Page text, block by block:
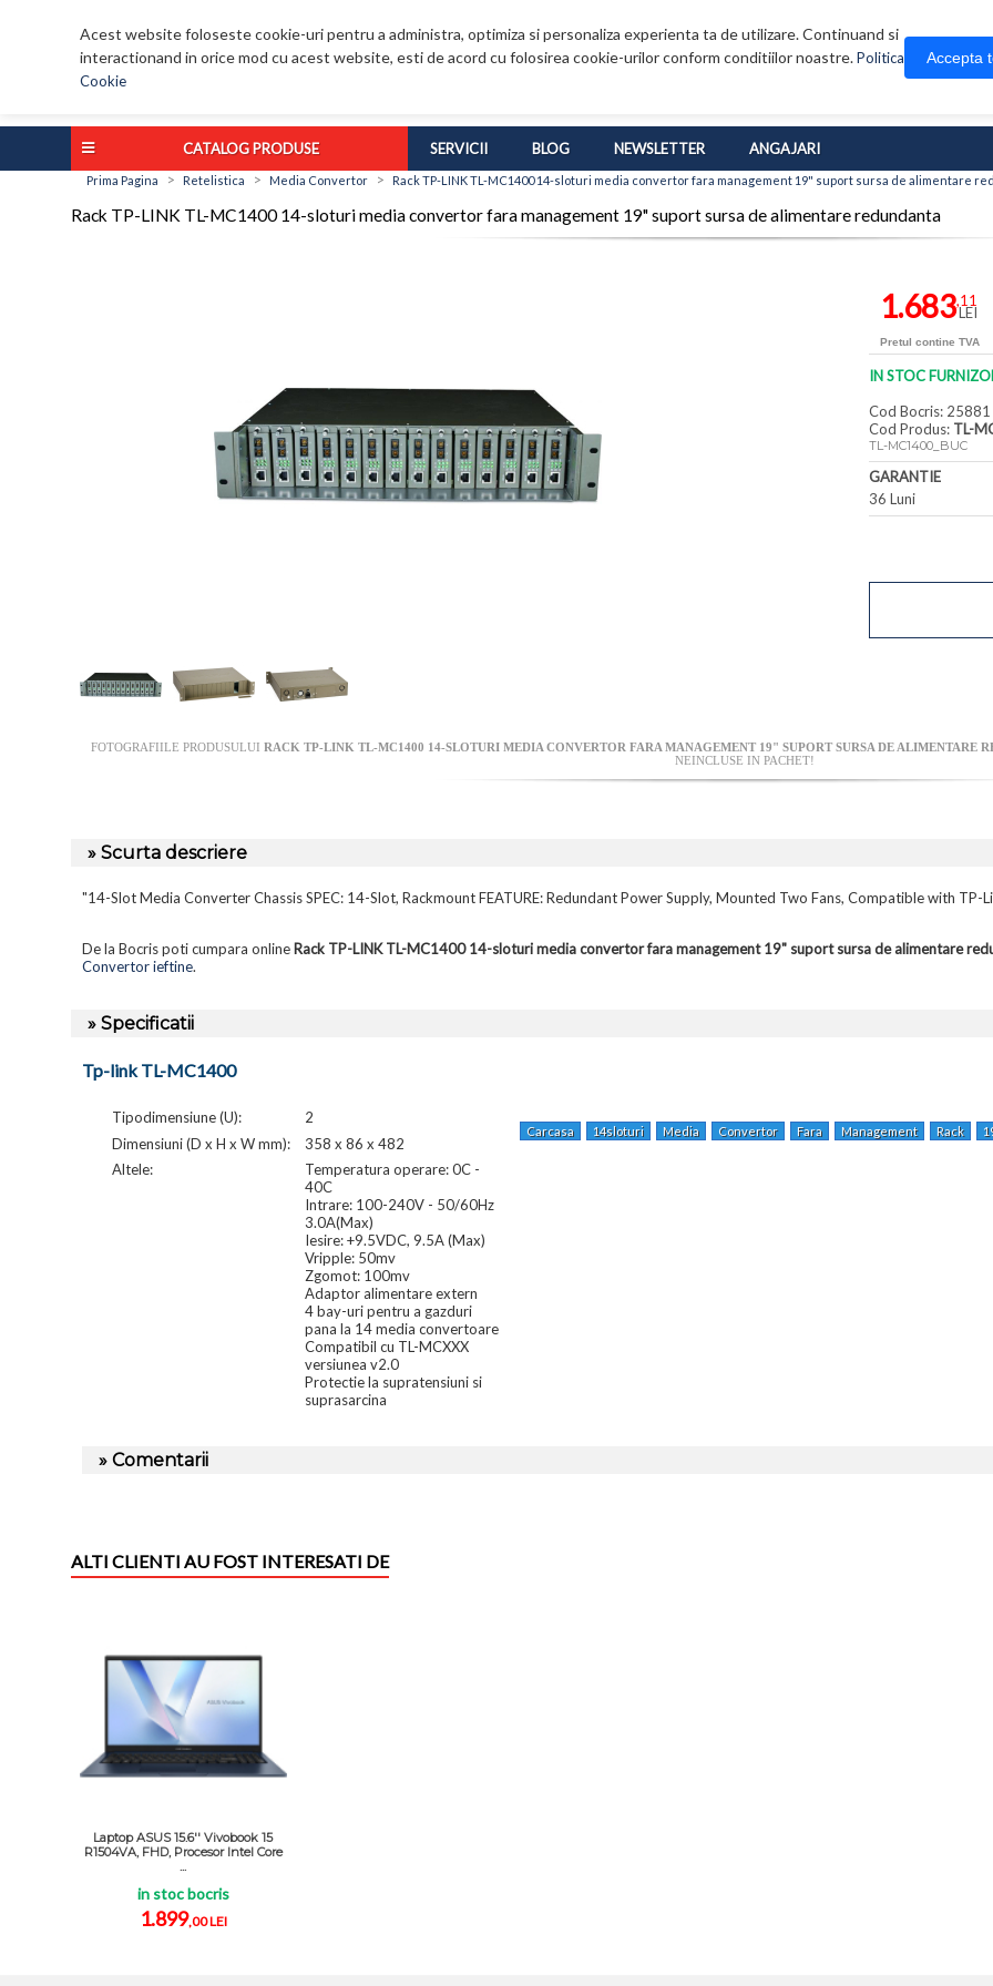
Acest website foloseste cookie-uri pentru a administra, optimiza si personaliza experienta ta de utilizare. Continuand si
interactionand in orice mod cu acest website, esti de acord cu folosirea cookie-urilor conform conditiilor noastre.Politica
Cookie
Accepta
CATALOG PRODUSE SERVICII BLOG NEWSLETTER ANGAJARI
Prima Pagina > Retelistica > Media Convertor > Rack TP-LINK TL-MC1400 14-sloturi media convertor fara management 19" suport sursa de alimentare
Rack TP-LINK TL-MC1400 14-sloturi media convertor fara management 19" suport sursa de alimentare redundanta
1.683,11
LEI
Pretul contine TVA
IN STOC
Cod Bocris: 25881
Cod Produs: TL-
TL-MC1400_BUC
GARANTIE
36 Luni
FOTOGRAFIILE PRODUSULUI RACK TP-LINK TL-MC1400 14-SLOTURI MEDIA CONVERTOR FARA MANAGEMENT 19" SUPORT SURSA DE ALIMENTARE
NEINCLUSE IN PACHET!
» Scurta descriere
"14-Slot Media Converter Chassis SPEC: 14-Slot, Rackmount FEATURE: Redundant Power Supply, Mounted Two Fans, Compatible with
De la Bocris poti cumpara online Rack TP-LINK TL-MC1400 14-sloturi media convertor fara management 19" suport sursa de alimentare
Convertor ieftine.
» Specificatii
Tp-link TL-MC1400
Tipodimensiune (U):
2
Dimensiuni (D x H x W mm):
358 x 86 x 482
Altele:
Temperatura operare: 0C -
40C
Intrare: 100-240V - 50/60Hz
3.0A(Max)
Iesire: +9.5VDC, 9.5A (Max)
Vripple: 50mv
Zgomot: 100mv
Adaptor alimentare extern
4 bay-uri pentru a gazduri
pana la 14 media convertoare
Compatibil cu TL-MCXXX
versiunea v2.0
Protectie la supratensiuni si
suprasarcina
Carcasa 14sloturi Media Convertor Fara Management Rack
» Comentarii
ALTI CLIENTI AU FOST INTERESATI DE
Laptop ASUS 15.6'' Vivobook 15
R1504VA, FHD, Procesor Intel Core
...
in stoc bocris
1.899,00 LEI